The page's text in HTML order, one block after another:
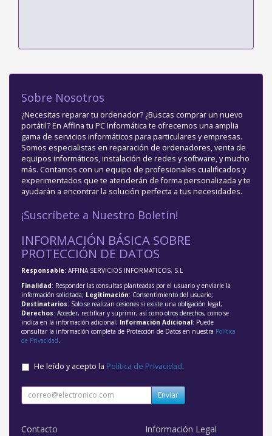
Sobre Nosotros
¿Necesitas reparar tu ordenador? ¿Buscas comprar un nuevo
portátil? En Affina tu PC Informática te ofrecemos una amplia
gama de servicios informáticos para particulares y empresas.
Somos especialistas en reparación de ordenadores, venta de
equipos informáticos, instalación de redes y software, y mucho
más. Contamos con un equipo de profesionales cualificados y
experimentados que te atenderán de forma personalizada y te
ayudarán a encontrar la solución perfecta a tus necesidades.
¡Suscríbete a Nuestro Boletín!
INFORMACIÓN BÁSICA SOBRE
PROTECCIÓN DE DATOS
Responsable: AFFINA SERVICIOS INFORMATICOS, S.L
Finalidad: Responder las consultas planteadas por el usuario y enviarle la
información solicitada; Legitimación: Consentimiento del usuario;
Destinatarios: Solo se realizan cesiones si existe una obligación legal;
Derechos: Acceder, rectificar y suprimir, así como otros derechos, como se
indica en la información adicional; Información Adicional: Puede
consultar la información completa de Protección de Datos en nuestra Política
de Privacidad
He leído y acepto la Política de Privacidad.
Enviar
Contacto
Información Legal